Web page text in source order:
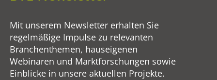
Mit unserem Newsletter erhalten Sie
regelmäßige Impulse zu relevanten
Branchenthemen, hauseigenen
Webinaren und Marktforschungen sowie
Einblicke in unsere aktuellen Projekte.